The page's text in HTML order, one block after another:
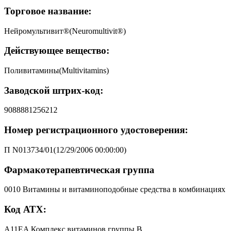
Торговое название:
Нейромультивит®(Neuromultivit®)
Действующее вещество:
Поливитамины(Multivitamins)
Заводской штрих-код:
9088881256212
Номер регистрационного удостоверения:
П N013734/01(12/29/2006 00:00:00)
Фармакотерапевтическая группа
0010 Витамины и витаминоподобные средства в комбинациях
Код АТХ:
A11EA Комплекс витаминов группы B